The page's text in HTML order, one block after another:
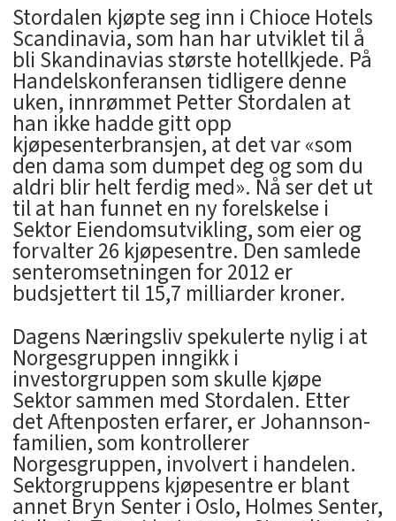
Stordalen kjøpte seg inn i Chioce Hotels
Scandinavia, som han har utviklet til å
bli Skandinavias største hotellkjede. På
Handelskonferansen tidligere denne
uken, innrømmet Petter Stordalen at
han ikke hadde gitt opp
kjøpesenterbransjen, at det var «som
den dama som dumpet deg og som du
aldri blir helt ferdig med». Nå ser det ut
til at han funnet en ny forelskelse i
Sektor Eiendomsutvikling, som eier og
forvalter 26 kjøpesentre. Den samlede
senteromsetningen for 2012 er
budsjettert til 15,7 milliarder kroner.
Dagens Næringsliv spekulerte nylig i at
Norgesgruppen inngikk i
investorgruppen som skulle kjøpe
Sektor sammen med Stordalen. Etter
det Aftenposten erfarer, er Johannson-
familien, som kontrollerer
Norgesgruppen, involvert i handelen.
Sektorgruppens kjøpesentre er blant
annet Bryn Senter i Oslo, Holmes Senter,